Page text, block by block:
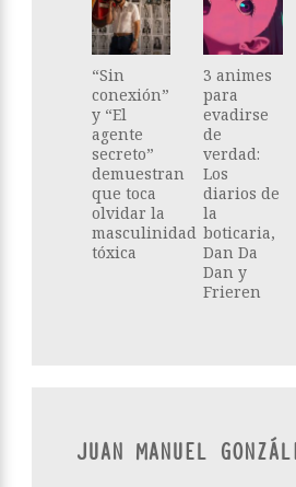
“Sin
conexión”
y “El
agente
secreto”
demuestran
que toca
olvidar la
masculinidad
tóxica
3 animes
para
evadirse
de
verdad:
Los
diarios de
la
boticaria,
Dan Da
Dan y
Frieren
JUAN MANUEL